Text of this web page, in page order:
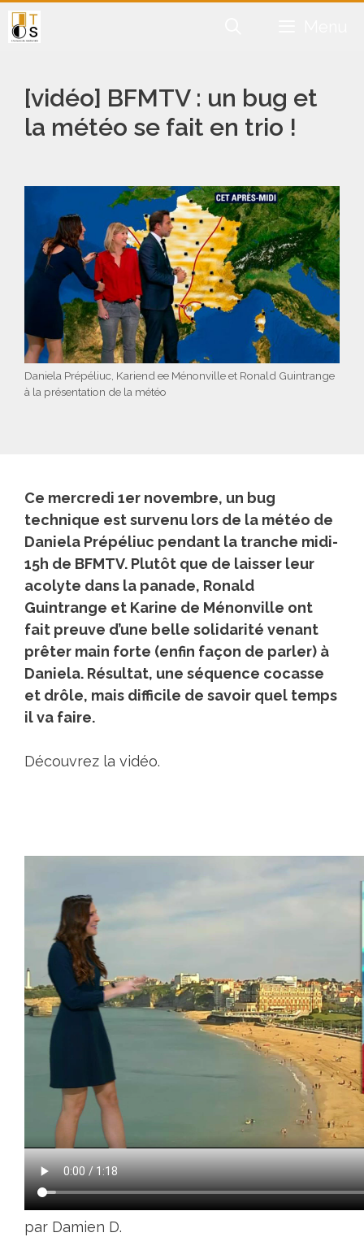
Aller
au
[vidéo] BFMTV : un bug et
la météo se fait en trio !
Daniela Prépéliuc, Kariend ee Ménonville et Ronald Guintrange
à la présentation de la météo
Ce mercredi 1er novembre, un bug
technique est survenu lors de la météo de
Daniela Prépéliuc pendant la tranche midi-
15h de BFMTV. Plutôt que de laisser leur
acolyte dans la panade, Ronald
Guintrange et Karine de Ménonville ont
fait preuve d’une belle solidarité venant
prêter main forte (enfin façon de parler) à
Daniela. Résultat, une séquence cocasse
et drôle, mais difficile de savoir quel temps
il va faire.
Découvrez la vidéo.
par Damien D.